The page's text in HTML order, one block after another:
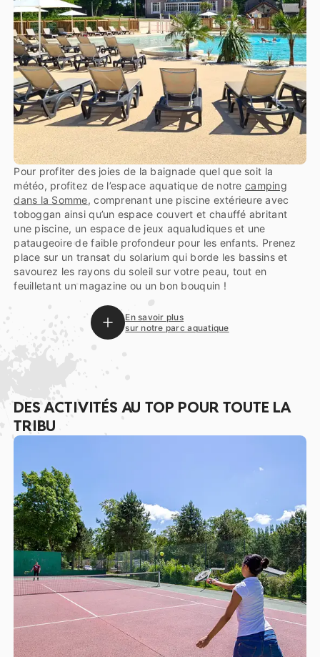
Pour profiter des joies de la baignade quel que soit la
météo, profitez de l’espace aquatique de notre camping
dans la Somme, comprenant une piscine extérieure avec
toboggan ainsi qu’un espace couvert et chauffé abritant
une piscine, un espace de jeux aqualudiques et une
pataugeoire de faible profondeur pour les enfants. Prenez
place sur un transat du solarium qui borde les bassins et
savourez les rayons du soleil sur votre peau, tout en
feuilletant un magazine ou un bon bouquin !
En savoir plus
sur notre parc aquatique
DES ACTIVITÉS AU TOP POUR TOUTE LA
TRIBU